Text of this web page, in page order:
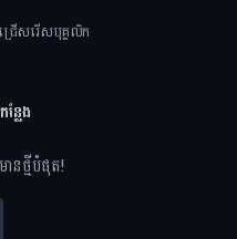
ជ្រើសរើសបុគ្គលិក
លែង
ថ្មីបំផុត!